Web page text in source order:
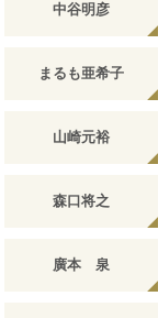
中谷明彦
まるも亜希子
山崎元裕
森口将之
廣本 泉